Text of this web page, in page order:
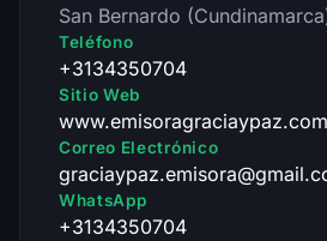
San Bernardo
Teléfono
+3134350704
Sitio Web
www.emisoragraciaypaz.com
Correo Electrónico
WhatsApp
+3134350704